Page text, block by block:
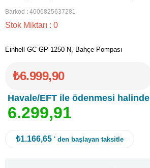
Barkod : 4006825637281
Stok Miktarı : 0
Einhell GC-GP 1250 N, Bahçe Pompası
₺6.999,90
Havale/EFT ile ödenmesi halinde
6.299,91
₺1.166,65 ' den başlayan taksitle